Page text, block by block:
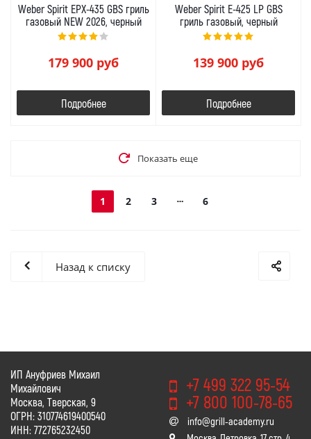
Weber Spirit EPX-435 GBS гриль
газовый NEW 2026, черный
179 900 руб
Подробнее
Weber Spirit E-425 LP GBS
гриль газовый, черный
139 900 руб
Подробнее
Показать еще
1 2 3 6
Назад к списку
ИП Ануфриев Михаил
Михайлович
Москва, Тверская, 9
ОГРН: 310774619400540
ИНН: 772765232450
+7 499 322 95-54
+7 800 100-78-65
info@grill-academy.ru